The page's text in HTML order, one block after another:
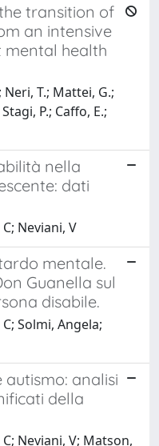
transition of
an intensive
mental health
T.; Mattei, G.;
P.; Caffo, E.;
nella
dati
Neviani, V
mentale.
Guanella sul
disabile.
Solmi, Angela;
analisi
della
Neviani, V; Matson,